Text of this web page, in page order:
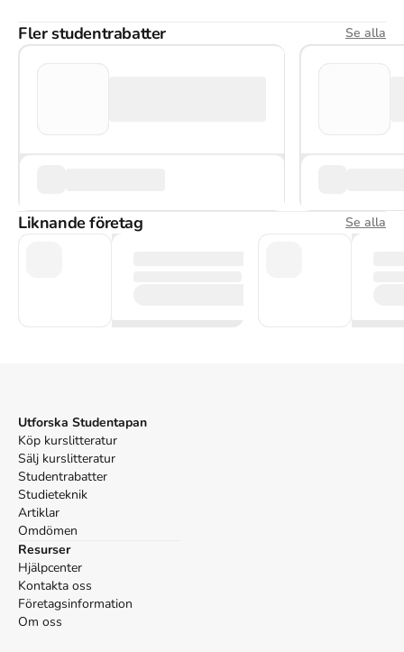
Fler studentrabatter Se alla
Liknande företag Se alla
Utforska Studentapan
Köp kurslitteratur
Sälj kurslitteratur
Studentrabatter
Studieteknik
Artiklar
Omdömen
Resurser
Hjälpcenter
Kontakta oss
Företagsinformation
Om oss